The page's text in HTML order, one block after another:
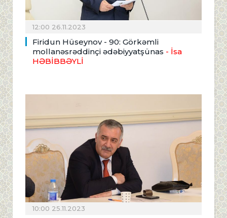
12:00 26.11.2023
Firidun Hüseynov - 90: Görkəmli
mollanəsrəddinçi ədəbiyyatşünas - İsa
HƏBİBBƏYLİ
10:00 25.11.2023